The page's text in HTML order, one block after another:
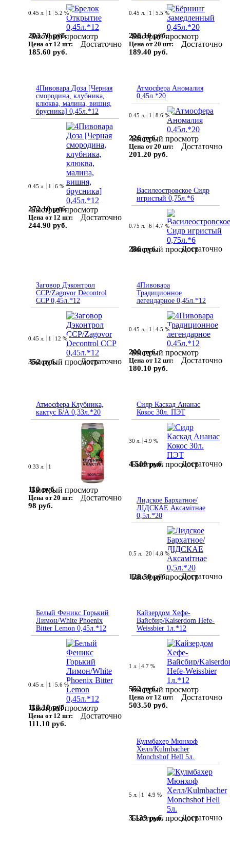
Быстрый просмотр
0.45 л. 1 5.2 %
203.70 руб.
Цена от 12 шт:
185.60 руб.
Достаточно
Быстрый просмотр
0.45 л. 1 5.5 %
208.10 руб.
Цена от 20 шт:
189.40 руб.
Достаточно
4Пивовара Доза [Черная
смородина, клубника,
клюква, малина, вишня,
брусника] 0,45л.*12
Быстрый просмотр
0.45 л. 1 6 %
272.10 руб.
Цена от 12 шт:
244.90 руб.
Достаточно
Атмосфера Аномалия
0,45л.*20
Быстрый просмотр
0.45 л. 1 8.6 %
226 руб.
Цена от 20 шт:
201.20 руб.
Достаточно
Василеостровское Сидр
игристый 0,75л.*6
Быстрый просмотр
0.75 л. 6 4.7 %
286 руб. Достаточно
Заговор Дэконтрол
ССР/Zagovor Decontrol
CCP 0,45л.*12
Быстрый просмотр
0.45 л. 1 12 %
352 руб. Достаточно
4Пивовара
Традиционное
легендарное 0,45л.*12
Быстрый просмотр
0.45 л. 1 4.5 %
200 руб.
Цена от 12 шт:
180.10 руб.
Достаточно
Атмосфера Клубника,
кактус Б/А 0,33л.*20
Быстрый просмотр
0.33 л. 1
110 руб.
Цена от 20 шт:
98 руб.
Достаточно
Сидр Каскад Ананас
Кокос 30л. ПЭТ
Быстрый просмотр
30 л. 4.9 %
4 500 руб. Достаточно
Лидское Бархатное/
ЛІДСКАЕ Аксамітнае
0,5л.*20
Быстрый просмотр
0.5 л. 20 4.8 %
128.50 руб. Достаточно
Белый Феникс Горький
Лимон/White Phoenix
Bitter Lemon 0,45л.*12
Быстрый просмотр
0.45 л. 1 5.6 %
118.10 руб.
Цена от 12 шт:
111.10 руб.
Достаточно
Кайзердом Хефе-
Вайсбир/Kaiserdom Hefe-
Weissbier 1л.*12
Быстрый просмотр
1 л. 4.7 %
552 руб.
Цена от 12 шт:
503.50 руб.
Достаточно
Кулмбахер Мюнхоф
Хелл/Kulmbacher
Monchshof Hell 5л.
Быстрый просмотр
5 л. 1 4.9 %
3 129 руб. Достаточно